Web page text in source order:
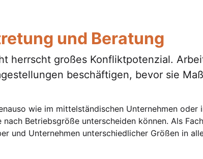
und Beratung
herrscht großes Konfliktpotenzial.
beschäftigen, bevor sie
wie im mittelständischen Unternehmen oder
nach Betriebsgröße unterscheiden können. Als
und Unternehmen unterschiedlicher Größen in